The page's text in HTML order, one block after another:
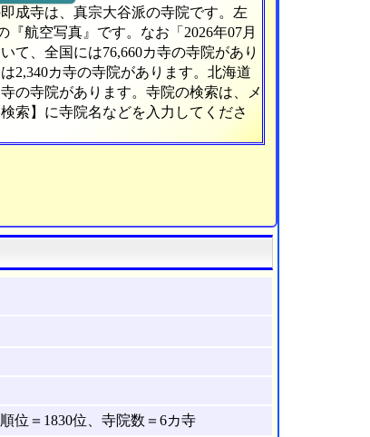
成寺は、真宗大谷派の寺院です。左
『航空写真』です。なお「2026年07月
て、全国には76,660カ寺の寺院があり
2,340カ寺の寺院があります。北海道
の寺院があります。寺院の検索は、メ
索】に寺院名などを入力してくださ
＝1830位、寺院数＝6カ寺